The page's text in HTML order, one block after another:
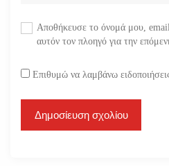
Αποθήκευσε το όνομά μου,
αυτόν τον πλοηγό για την
Επιθυμώ να λαμβάνω